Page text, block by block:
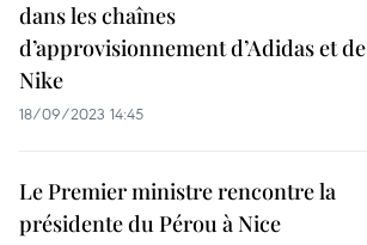
dans les chaînes
d’approvisionnement d’Adidas et de
Nike
18/09/2023 14:45
Le Premier ministre rencontre la
présidente du Pérou à Nice